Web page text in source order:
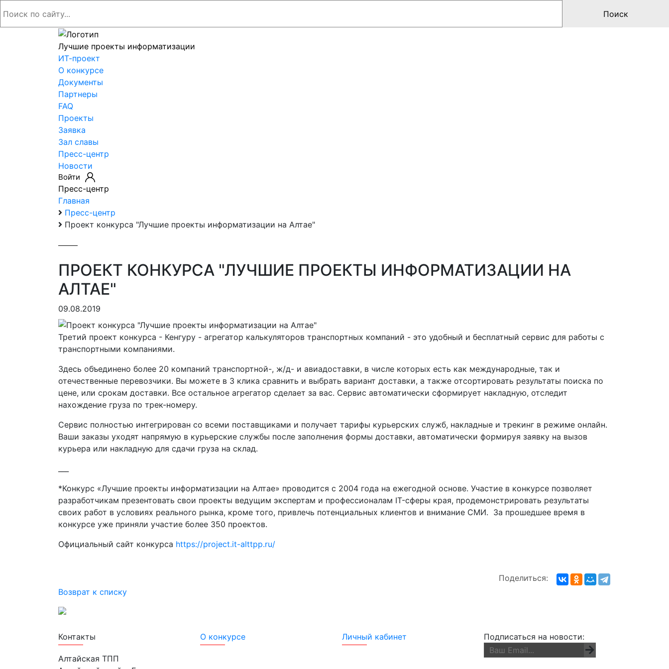
Лучшие проекты информатизации
ИТ-проект
О конкурсе
Документы
Партнеры
FAQ
Проекты
Заявка
Зал славы
Пресс-центр
Новости
Войти
Пресс-центр
Главная
Пресс-центр
Проект конкурса "Лучшие проекты информатизации на Алтае"
ПРОЕКТ КОНКУРСА "ЛУЧШИЕ ПРОЕКТЫ ИНФОРМАТИЗАЦИИ НА
АЛТАЕ"
09.08.2019
Третий проект конкурса - Кенгуру - агрегатор калькуляторов транспортных компаний - это удобный и бесплатный сервис для работы с
транспортными компаниями.
Здесь объединено более 20 компаний транспортной-, ж/д- и авиадоставки, в числе которых есть как международные, так и
отечественные перевозчики. Вы можете в 3 клика сравнить и выбрать вариант доставки, а также отсортировать результаты поиска по
цене, или срокам доставки. Все остальное агрегатор сделает за вас. Сервис автоматически сформирует накладную, отследит
нахождение груза по трек-номеру.
Сервис полностью интегрирован со всеми поставщиками и получает тарифы курьерских служб, накладные и трекинг в режиме онлайн.
Ваши заказы уходят напрямую в курьерские службы после заполнения формы доставки, автоматически формируя заявку на вызов
курьера или накладную для сдачи груза на склад.
*Конкурс «Лучшие проекты информатизации на Алтае» проводится с 2004 года на ежегодной основе. Участие в конкурсе позволяет
разработчикам презентовать свои проекты ведущим экспертам и профессионалам IT-сферы края, продемонстрировать результаты
своих работ в условиях реального рынка, кроме того, привлечь потенциальных клиентов и внимание СМИ. За прошедшее время в
конкурсе уже приняли участие более 350 проектов.
Официальный сайт конкурса https://project.it-alttpp.ru/
Поделиться:
Возврат к списку
Контакты
Алтайская ТПП
О конкурсе Личный кабинет Подписаться на новости: